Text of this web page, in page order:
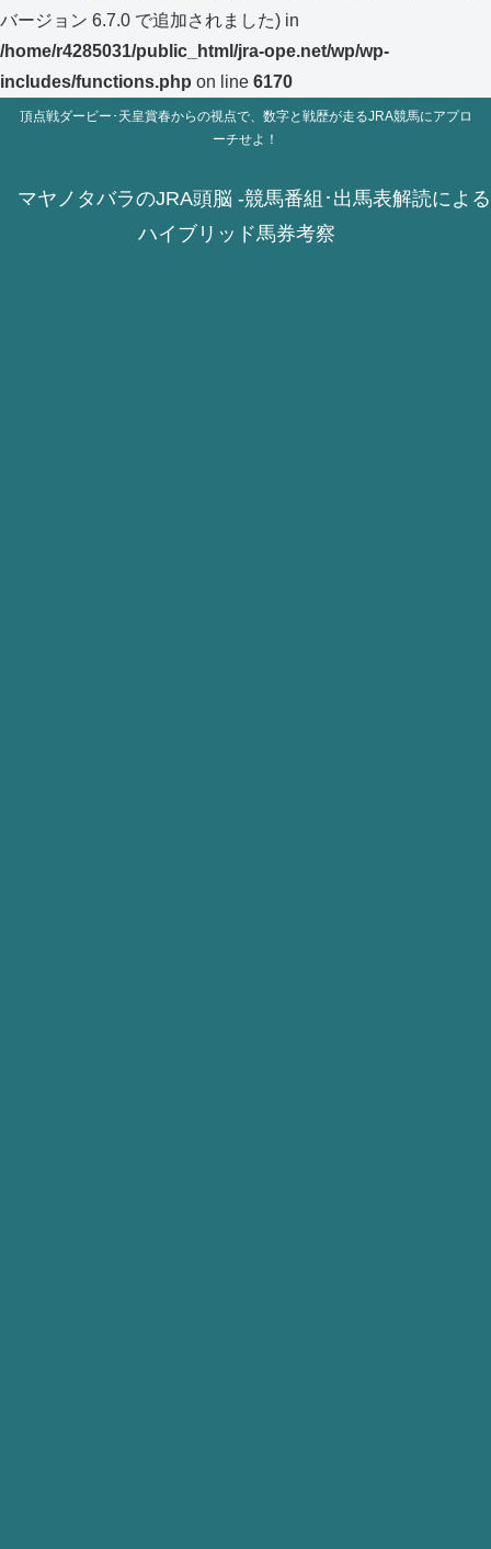
バージョン 6.7.0 で追加されました) in
/home/r4285031/public_html/jra-ope.net/wp/wp-
includes/functions.php on line 6170
頂点戦ダービー･天皇賞春からの視点で、数字と戦歴が走るJRA競馬にアプロ
ーチせよ！
マヤノタバラのJRA頭脳 -競馬番組･出馬表解読による
ハイブリッド馬券考察